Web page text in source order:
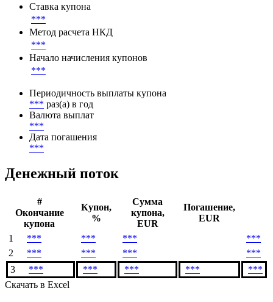
Ставка купона
***
Метод расчета НКД
***
Начало начисления купонов
***
Периодичность выплаты купона
*** раз(а) в год
Валюта выплат
***
Дата погашения
***
Денежный поток
#
Окончание
купона
Купон,
%
Сумма
купона,
EUR
Погашение,
EUR
1
*** *** ***
***
2
*** *** ***
***
3
*** *** *** ***
***
Скачать в Excel